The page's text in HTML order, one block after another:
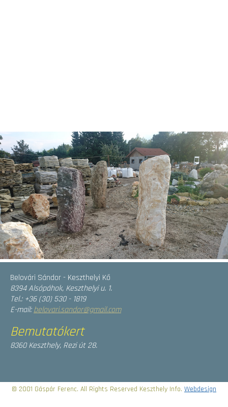
Belovári Sándor - Keszthelyi Kő
8394 Alsópáhok, Keszthelyi u. 1.
Tel.: +36 (30) 530 - 1819
E-mail:belovari.sandor@gmail.com
Bemutatókert
8360 Keszthely, Rezi út 28.
© 2001 Gáspár Ferenc. All Rights Reserved Keszthely Info. Webdesign